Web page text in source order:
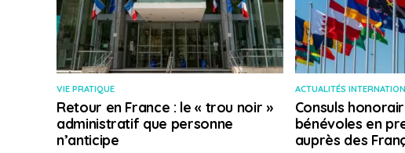
VIE PRATIQUE
Retour en France : le « trou noir »
administratif que personne
n’anticipe
ACTUALITÉS
Consuls
bénévoles en
auprès des